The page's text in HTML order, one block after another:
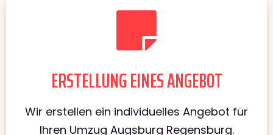
ERSTELLUNG EINES ANGEBOT
Wir erstellen ein individuelles Angebot für
Ihren Umzug Augsburg Regensburg.